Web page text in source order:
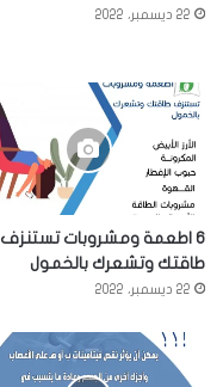
22 ديسمبر، 2022
6 اطعمة ومشروبات تستنزف
طاقتك وتشعرك بالخمول
22 ديسمبر، 2022